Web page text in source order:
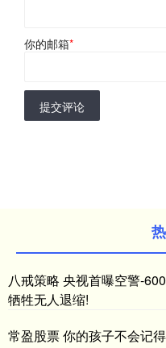
你的邮箱*
提交评论
八戒策略 央视首曝空警-
牺牲无人退缩!
常盈股票 你的孩子不会记